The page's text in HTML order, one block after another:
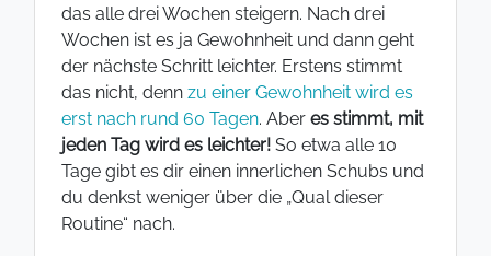
das alle drei Wochen steigern. Nach drei
Wochen ist es ja Gewohnheit und dann geht
der nächste Schritt leichter. Erstens stimmt
das nicht, denn zu einer Gewohnheit wird es
erst nach rund 60 Tagen. Aber es stimmt, mit
jeden Tag wird es leichter! So etwa alle 10
Tage gibt es dir einen innerlichen Schubs und
du denkst weniger über die „Qual dieser
Routine“ nach.